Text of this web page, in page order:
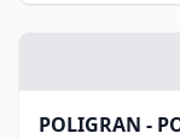
POLIGRAN -